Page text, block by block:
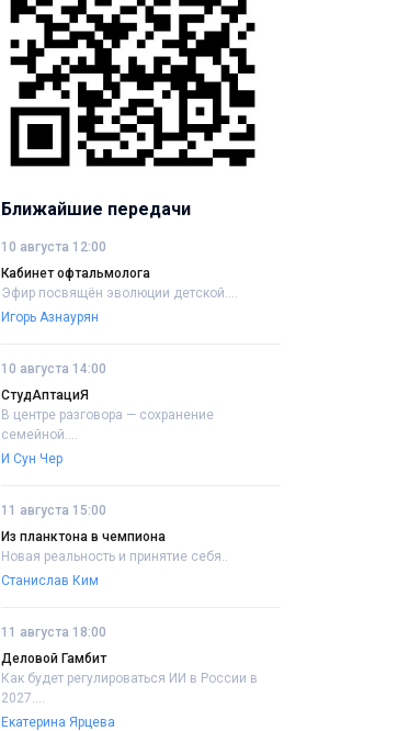
Ближайшие передачи
10 августа 12:00
Кабинет офтальмолога
Эфир посвящён эволюции детской....
Игорь Азнаурян
10 августа 14:00
СтудАптациЯ
В центре разговора — сохранение
семейной....
И Сун Чер
11 августа 15:00
Из планктона в чемпиона
Новая реальность и принятие себя..
Станислав Ким
11 августа 18:00
Деловой Гамбит
Как будет регулироваться ИИ в России в
2027....
Екатерина Ярцева